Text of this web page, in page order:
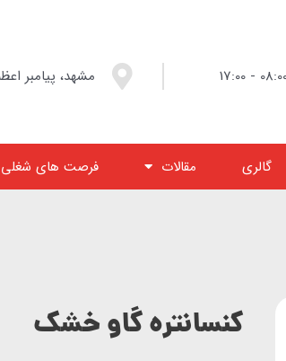
مشهد، پیامبر اعظم ۱۳،
گالری مقالات فرصت های شغلی
کنسانتره گاو خشک